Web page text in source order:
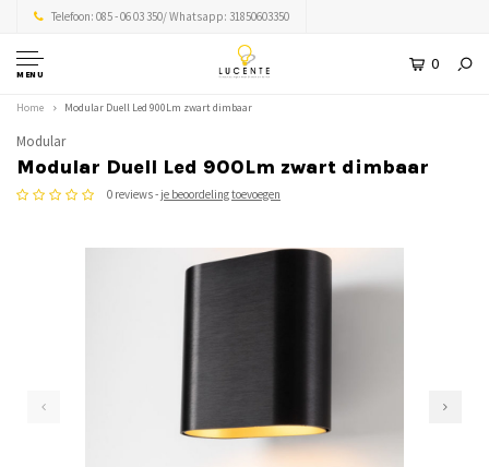
Telefoon: 085 - 06 03 350/ Whatsapp: 31850603350
MENU
0
Home Modular Duell Led 900Lm zwart dimbaar
Modular
Modular Duell Led 900Lm zwart dimbaar
0 reviews - je beoordeling toevoegen